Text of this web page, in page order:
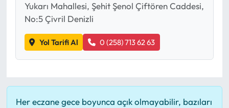
Yukarı Mahallesi, Şehit Şenol Çiftören Caddesi,
No:5 Çivril Denizli
Yol Tarifi Al 0 (258) 713 62 63
Her eczane gece boyunca açık olmayabilir, bazıları
Teknoloji